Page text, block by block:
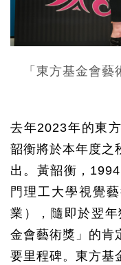
「東方基金會藝
去年2023年的東
韶衡將於本年度之
出。黃韶衡， 1994
門理工大學視覺
業），隨即於翌
金會藝術獎」的肯
要里程碑。東方基